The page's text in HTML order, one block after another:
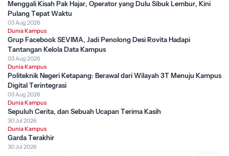
Menggali Kisah Pak Hajar, Operator yang Dulu Sibuk Lembur, Kini
Pulang Tepat Waktu
03 Aug 2026
Dunia Kampus
Grup Facebook SEVIMA, Jadi Penolong Desi Rovita Hadapi
Tantangan Kelola Data Kampus
03 Aug 2026
Dunia Kampus
Politeknik Negeri Ketapang: Berawal dari Wilayah 3T Menuju Kampus
Digital Terintegrasi
03 Aug 2026
Dunia Kampus
Sepuluh Cerita, dan Sebuah Ucapan Terima Kasih
30 Jul 2026
Dunia Kampus
Garda Terakhir
30 Jul 2026